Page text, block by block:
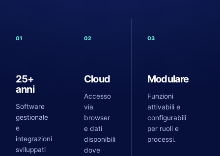
01
25+
anni
Software
gestionale
e
integrazioni
sviluppati
02
Cloud
Accesso
via
browser
e dati
disponibili
dove
03
Modulare
Funzioni
attivabili e
configurabili
per ruoli e
processi.